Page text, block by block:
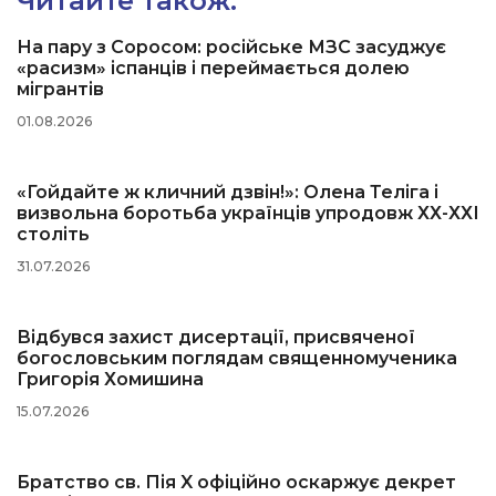
На пару з Соросом: російське МЗС засуджує
«расизм» іспанців і переймається долею
мігрантів
01.08.2026
«Гойдайте ж кличний дзвін!»: Олена Теліга і
визвольна боротьба українців упродовж ХХ-ХХІ
століть
31.07.2026
Відбувся захист дисертації, присвяченої
богословським поглядам священномученика
Григорія Хомишина
15.07.2026
Братство св. Пія X офіційно оскаржує декрет